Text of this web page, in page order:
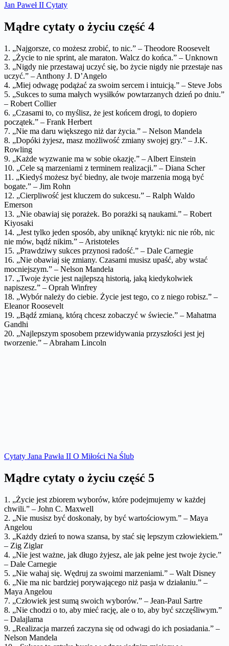
Jan Paweł II Cytaty
Mądre cytaty o życiu część 4
1. „Najgorsze, co możesz zrobić, to nic.” – Theodore Roosevelt
2. „Życie to nie sprint, ale maraton. Walcz do końca.” – Unknown
3. „Nigdy nie przestawaj uczyć się, bo życie nigdy nie przestaje nas
uczyć.” – Anthony J. D’Angelo
4. „Miej odwagę podążać za swoim sercem i intuicją.” – Steve Jobs
5. „Sukces to suma małych wysiłków powtarzanych dzień po dniu.”
– Robert Collier
6. „Czasami to, co myślisz, że jest końcem drogi, to dopiero
początek.” – Frank Herbert
7. „Nie ma daru większego niż dar życia.” – Nelson Mandela
8. „Dopóki żyjesz, masz możliwość zmiany swojej gry.” – J.K.
Rowling
9. „Każde wyzwanie ma w sobie okazję.” – Albert Einstein
10. „Cele są marzeniami z terminem realizacji.” – Diana Scher
11. „Kiedyś możesz być biedny, ale twoje marzenia mogą być
bogate.” – Jim Rohn
12. „Cierpliwość jest kluczem do sukcesu.” – Ralph Waldo
Emerson
13. „Nie obawiaj się porażek. Bo porażki są naukami.” – Robert
Kiyosaki
14. „Jest tylko jeden sposób, aby uniknąć krytyki: nic nie rób, nic
nie mów, bądź nikim.” – Aristoteles
15. „Prawdziwy sukces przynosi radość.” – Dale Carnegie
16. „Nie obawiaj się zmiany. Czasami musisz upaść, aby wstać
mocniejszym.” – Nelson Mandela
17. „Twoje życie jest najlepszą historią, jaką kiedykolwiek
napiszesz.” – Oprah Winfrey
18. „Wybór należy do ciebie. Życie jest tego, co z niego robisz.” –
Eleanor Roosevelt
19. „Bądź zmianą, którą chcesz zobaczyć w świecie.” – Mahatma
Gandhi
20. „Najlepszym sposobem przewidywania przyszłości jest jej
tworzenie.” – Abraham Lincoln
Cytaty Jana Pawła II O Miłości Na Ślub
Mądre cytaty o życiu część 5
1. „Życie jest zbiorem wyborów, które podejmujemy w każdej
chwili.” – John C. Maxwell
2. „Nie musisz być doskonały, by być wartościowym.” – Maya
Angelou
3. „Każdy dzień to nowa szansa, by stać się lepszym człowiekiem.”
– Zig Ziglar
4. „Nie jest ważne, jak długo żyjesz, ale jak pełne jest twoje życie.”
– Dale Carnegie
5. „Nie wahaj się. Wędruj za swoimi marzeniami.” – Walt Disney
6. „Nie ma nic bardziej porywającego niż pasja w działaniu.” –
Maya Angelou
7. „Człowiek jest sumą swoich wyborów.” – Jean-Paul Sartre
8. „Nie chodzi o to, aby mieć rację, ale o to, aby być szczęśliwym.”
– Dalajlama
9. „Realizacja marzeń zaczyna się od odwagi do ich posiadania.” –
Nelson Mandela